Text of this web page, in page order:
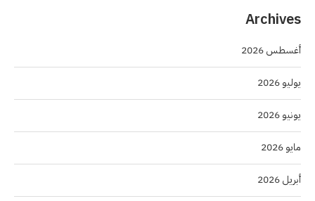
Archives
أغسطس 2026
يوليو 2026
يونيو 2026
مايو 2026
أبريل 2026